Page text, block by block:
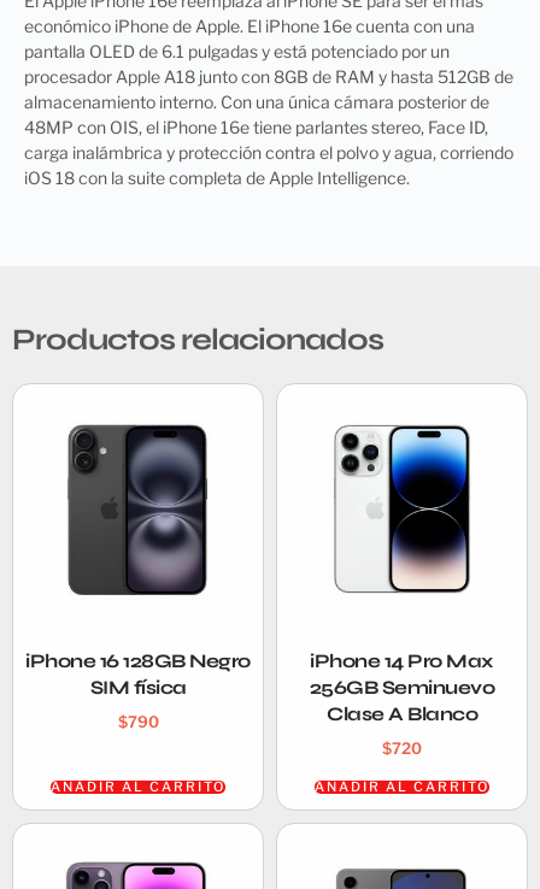
económico iPhone de Apple. El iPhone 16e cuenta con una
pantalla OLED de 6.1 pulgadas y está potenciado por un
procesador Apple A18 junto con 8GB de RAM y hasta 512GB de
almacenamiento interno. Con una única cámara posterior de
48MP con OIS, el iPhone 16e tiene parlantes stereo, Face ID,
carga inalámbrica y protección contra el polvo y agua, corriendo
iOS 18 con la suite completa de Apple Intelligence.
Productos relacionados
iPhone 16 128GB Negro
SIM física
$790
AÑADIR AL CARRITO
iPhone 14 Pro Max
256GB Seminuevo
Clase A Blanco
$720
AÑADIR AL CARRITO